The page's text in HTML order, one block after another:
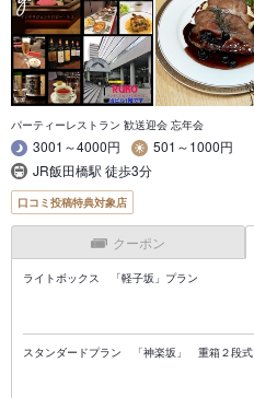
パーティーレストラン 歓送迎会 忘年会
3001～4000円
501～1000円
JR飯田橋駅 徒歩3分
口コミ投稿特典対象店
クーポン
ライトボックス 「軽子坂」プラン
スタンダードプラン 「神楽坂」 重箱２段式